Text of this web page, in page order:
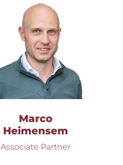
Marco
Heimensem
Associate Partner